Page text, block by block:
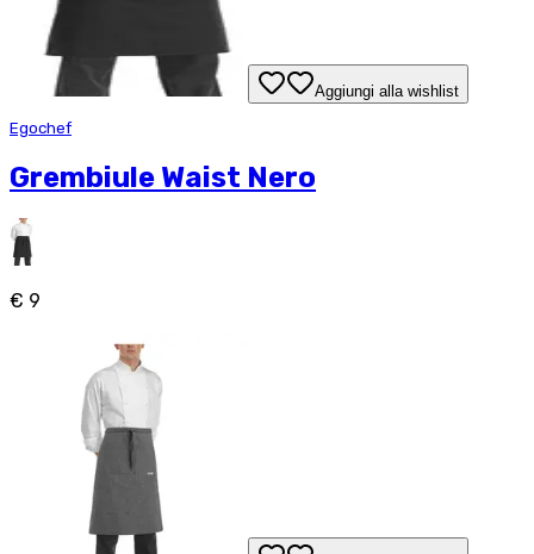
Aggiungi alla wishlist
Egochef
Grembiule Waist Nero
€ 9